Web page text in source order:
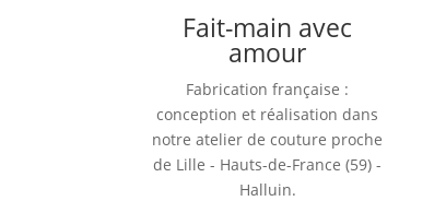
Fait-main avec
amour
Fabrication française :
conception et réalisation dans
notre atelier de couture proche
de Lille - Hauts-de-France (59) -
Halluin.